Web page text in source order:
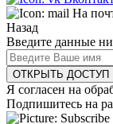
На
Назад
Введите данные
ОТКРЫТЬ ДОСТУП
Я согласен на
Подпишитесь на